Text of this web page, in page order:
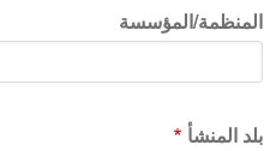
المنظمة/المؤسسة
بلد المنشأ